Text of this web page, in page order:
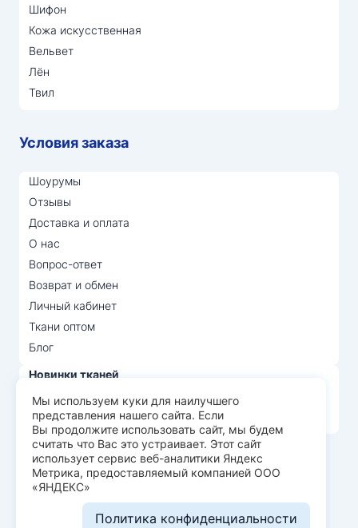
Шифон
Кожа искусственная
Вельвет
Лён
Твил
Условия заказа
Шоурумы
Отзывы
Доставка и оплата
О нас
Вопрос-ответ
Возврат и обмен
Личный кабинет
Ткани оптом
Блог
Новинки тканей
Распродажа тканей
Лидеры продаж
© Арт Текс — продажа тканей оптом, 2026
Пользовательское соглашение
Политика конфиденциальности
Мы используем куки для наилучшего
представления нашего сайта. Если
Вы продолжите использовать сайт, мы будем
считать что Вас это устраивает. Этот сайт
использует сервис веб-аналитики Яндекс
Метрика, предоставляемый компанией ООО
«ЯНДЕКС»
Политика конфиденциальности